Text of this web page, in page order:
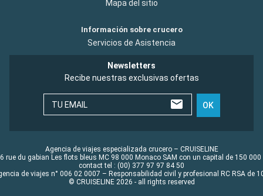
Mapa del sitio
Información sobre crucero
Servicios de Asistencia
Newsletters
Recibe nuestras exclusivas ofertas
TU EMAIL OK
Agencia de viajes especializada crucero – CRUISELINE
rue du gabian Les flots bleus MC 98 000 Monaco SAM con un capital de 150 000
contact tel : (00) 377 97 97 84 50
de viajes n° 006 02 0007 – Responsabilidad civil y profesional RC RSA de
© CRUISELINE 2026 - all rights reserved